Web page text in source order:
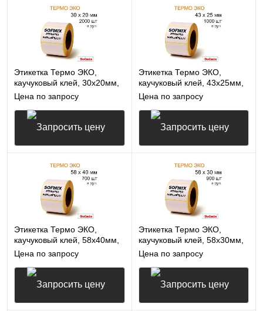
Запросить цену Запросить цену
Этикетка Термо ЭКО,
каучуковый клей, 30х20мм,
2000 в рул, вт40, 7113
Цена по запросу
Запросить цену
Этикетка Термо ЭКО,
каучуковый клей, 43х25мм,
1000 в рул, вт40, 7113
Цена по запросу
Запросить цену
Этикетка Термо ЭКО,
каучуковый клей, 58х40мм,
700 в рул, вт40, 7113
Цена по запросу
Этикетка Термо ЭКО,
каучуковый клей, 58х30мм,
900 в рул, вт40, 7113
Цена по запросу